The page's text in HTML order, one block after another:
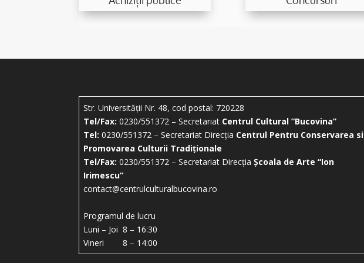
Str. Universității Nr. 48, cod postal: 720228
Tel/Fax: 0230/551372 – Secretariat Centrul Cultural ”Bucovina”
Tel: 0230/551372 – Secretariat Direcția Centrul Pentru Conservarea si
Promovarea Culturii Tradiționale
Tel/Fax: 0230/551372 – Secretariat DirecțiaȘcoala de Arte “Ion
Irimescu”
contact@centrulculturalbucovina.ro
Programul de lucru
Luni – Joi 8 – 16:30
Vineri 8 – 14:00